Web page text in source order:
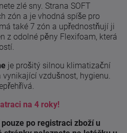
zlé sny. Strana SOFT
zón a je vhodná spíše pro
také 7 zón a upřednostňují ji
z odolné pěny Flexifoam, která
je prošitý silnou klimatizační
vzdušnost, hygienu.
na 4 roky!
po registraci zboží u